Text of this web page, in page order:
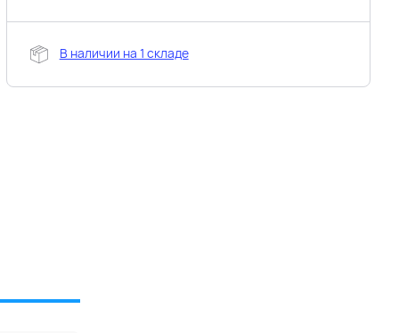
В наличии на 1 складе